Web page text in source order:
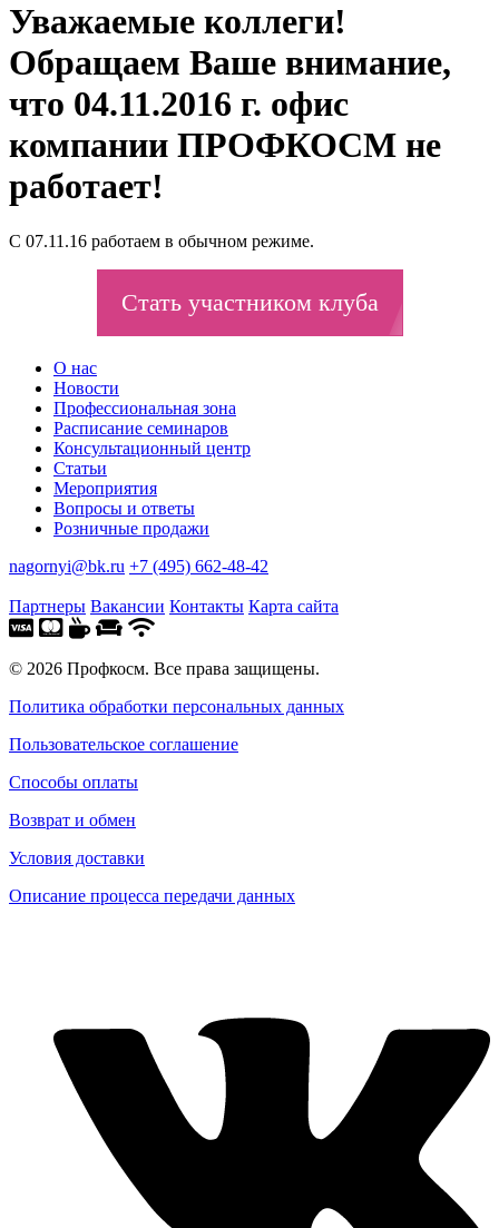
Уважаемые коллеги!
Обращаем Ваше внимание,
что 04.11.2016 г. офис
компании ПРОФКОСМ не
работает!
С 07.11.16 работаем в обычном режиме.
Стать участником клуба
О нас
Новости
Профессиональная зона
Расписание семинаров
Консультационный центр
Статьи
Мероприятия
Вопросы и ответы
Розничные продажи
nagornyi@bk.ru +7 (495) 662-48-42
Партнеры Вакансии Контакты Карта сайта
© 2026 Профкосм. Все права защищены.
Политика обработки персональных данных
Пользовательское соглашение
Способы оплаты
Возврат и обмен
Условия доставки
Описание процесса передачи данных